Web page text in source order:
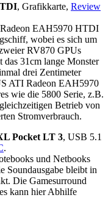
, Grafikkarte, Review
EAH5970 HTDI
wobei es sich um
RV870 GPUs
das 31cm lange Monster
drei Zentimeter
ATI Radeon EAH5970
wie die 5800 Serie, z.B.
Betrieb von
Stromverbrauch.
Pocket LT 3, USB 5.1
.
und Netbooks
Soundausgabe bleibt in
Die Gamesurround
kann hier Abhilfe